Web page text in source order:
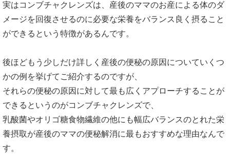
実はコンブチャクレンズは、産後のママのお産による体のダ
メージを回復させるのに必要な栄養をバランス良く摂ること
ができるという特徴があるんです。
後ほどもう少しだけ詳しく産後の便秘の原因についていくつ
かの例を挙げてご紹介するのですが、
それらの便秘の原因に対して最も広くアプローチすることが
できるというのがコンブチャクレンズで、
乳酸菌やオリゴ糖食物繊維の他にも幅広バランスのとれた栄
養摂取が産後のママの便秘解消に最もおすすめな理由なんで
す。